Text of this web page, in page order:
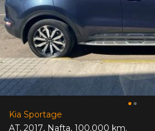
Kia Sportage
AT, 2017, Nafta, 100.000 km.